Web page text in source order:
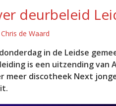
deurbeleid
Chris de Waard
donderdag in de Leidse
is een uitzending van
meer discotheek Next